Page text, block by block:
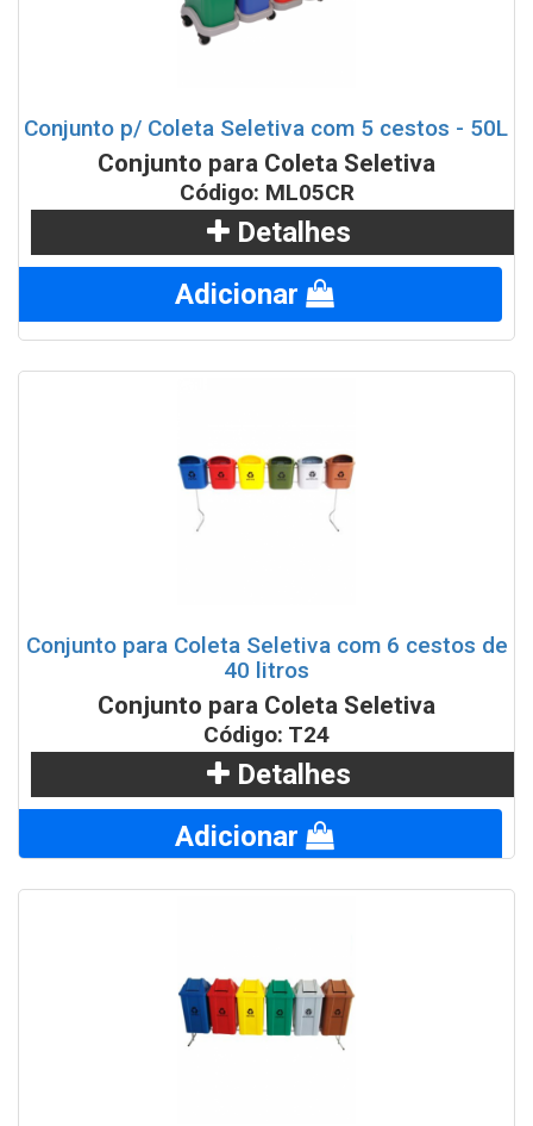
Conjunto p/ Coleta Seletiva com 5 cestos - 50L
Conjunto para Coleta Seletiva
Código: ML05CR
Detalhes
Adicionar
Conjunto para Coleta Seletiva com 6 cestos de
40 litros
Conjunto para Coleta Seletiva
Código: T24
Detalhes
Adicionar